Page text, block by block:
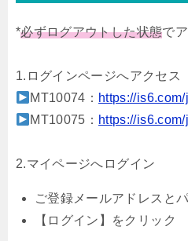
*必ずログアウトした状態で
1.ログインページへアクセス
MT10074： https://
MT10075： https://
2.マイページへログイン
ご登録メールアドレスと
【ログイン】をクリック